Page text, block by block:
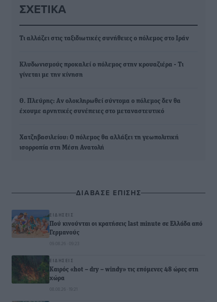
ΣΧΕΤΙΚΆ
Τι αλλάζει στις ταξιδιωτικές συνήθειες ο πόλεμος στο Ιράν
Κλυδωνισμούς προκαλεί ο πόλεμος στην κρουαζιέρα - Τι
γίνεται με την κίνηση
Θ. Πλεύρης: Aν ολοκληρωθεί σύντομα ο πόλεμος δεν θα
έχουμε αρνητικές συνέπειες στο μεταναστευτικό
Χατζηβασιλείου: Ο πόλεμος θα αλλάξει τη γεωπολιτική
ισορροπία στη Μέση Ανατολή
ΔΙΑΒΑΣΕ ΕΠΙΣΗΣ
ΕΙΔΉΣΕΙΣ
Πού κινούνται οι κρατήσεις last minute σε Ελλάδα από
Γερμανούς
09.08.26 · 09:23
ΕΙΔΉΣΕΙΣ
Καιρός «hot – dry – windy» τις επόμενες 48 ώρες στη
χώρα
08.08.26 · 19:21